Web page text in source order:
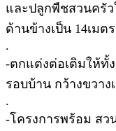
และปลูกพืชสวนครัว
ด้านข้างเป็น 14เมตร
.
-ตกแต่งต่อเติมให้ทั้
รอบบ้าน กว้างขวาง
.
-โครงการพร้อม สว